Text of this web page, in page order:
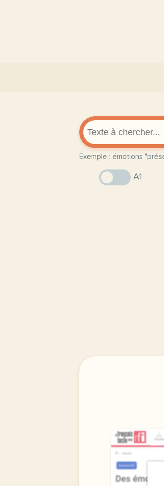
Exemple : émotions
A1